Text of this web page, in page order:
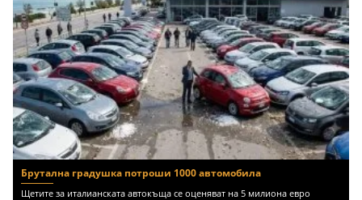
Брутална градушка потроши 1000 автомобила
Щетите за италианската автокъща се оценяват на 5 милиона евро